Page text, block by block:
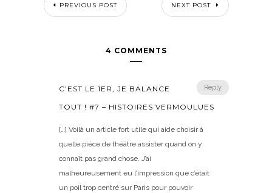
PREVIOUS POST NEXT POST
4 COMMENTS
Reply
C’EST LE 1ER, JE BALANCE
TOUT ! #7 – HISTOIRES VERMOULUES
[…] Voilà un article fort utile qui aide choisir à
quelle pièce de théâtre assister quand on y
connaît pas grand chose. J’ai
malheureusement eu l’impression que c’était
un poil trop centré sur Paris pour pouvoir